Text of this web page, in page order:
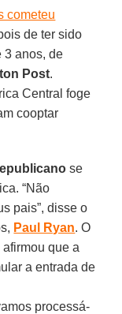
cometeu
de ter sido
3 anos, de
Post.
Central foge
cooptar
se
“Não
pais”, disse o
Paul Ryan. O
afirmou que a
a entrada de
processá-